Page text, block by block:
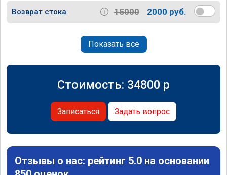
Возврат стока 15000 2000 руб.
Показать все
Стоимость: 34800 p
Записаться Задать вопрос
Отзывы о нас: рейтинг 5.0 на основании